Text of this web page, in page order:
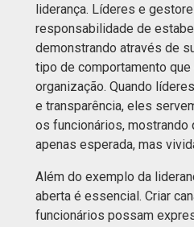
liderança. Líderes e
responsabilidade de
demonstrando através de
tipo de comportamento
organização. Quando
e transparência, eles
os funcionários, mostrando
apenas esperada, mas
Além do exemplo da
aberta é essencial. Criar
funcionários possam